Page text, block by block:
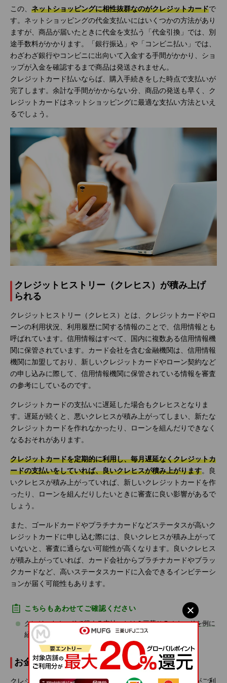
この、 ネットショッピングに相性抜群なのがクレジットカードで
す。ネットショッピングの代金支払いにはいくつかの方法があり
ますが、商品が届いたときに代金を支払う「代金引換」では、別
途手数料がかかります。「銀行振込」や「コンビニ払い」では、
わざわざ銀行やコンビニに出向いて入金する手間がかかり、ショ
ップが入金を確認するまで商品は発送されません。
クレジットカード払いならば、購入手続きをした時点で支払いが
完了します。余計な手間がかからない分、商品の発送も早く、ク
レジットカードはネットショッピングに最適な支払い方法といえ
るでしょう。
クレジットヒストリー（クレヒス）が積み上げ
られる
クレジットヒストリー（クレヒス）とは、クレジットカードやロ
ーンの利用状況、利用履歴に関する情報のことで、信用情報とも
呼ばれています。信用情報はすべて、国内に複数ある信用情報機
関に保管されています。カード会社を含む金融機関は、信用情報
機関に加盟しており、新しいクレジットカードやローン契約など
の申し込みに際して、信用情報機関に保管されている情報を審査
の参考にしているのです。
クレジットカードの支払いに遅延した場合もクレヒスとなりま
す。遅延が続くと、悪いクレヒスが積み上がってしまい、新たな
クレジットカードを作れなかったり、ローンを組んだりできなく
なるおそれがあります。
クレジットカードを定期的に利用し、毎月遅延なくクレジットカ
ードの支払いをしていれば、良いクレヒスが積み上がります。良
いクレヒスが積み上がっていれば、新しいクレジットカードを作
ったり、ローンを組んだりしたいときに審査に良い影響があるで
しょう。
また、ゴールドカードやプラチナカードなどステータスが高いク
レジットカードに申し込む際には、良いクレヒスが積み上がって
いないと、審査に通らない可能性が高くなります。良いクレヒス
が積み上がっていれば、カード会社からプラチナカードやブラッ
クカードなど、高いステータスカードに入会できるインビテーシ
ョンが届く可能性もあります。
こちらもあわせてご確認ください
クレジットカードで得する支払いとは？三菱ＵＦＪカードを例に
紹介
お金の管理がしやすくなる
クレジットカードを利用すると、利用した日や店舗、金額がご利